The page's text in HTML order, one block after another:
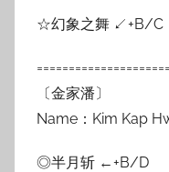
☆幻象之舞 ↙+B/C
〔金家潘〕
Name：Kim Kap
◎半月斩 ←+B/D